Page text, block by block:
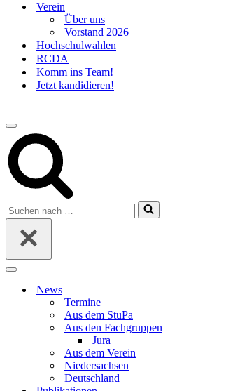
Verein
Über uns
Vorstand 2026
Hochschulwahlen
RCDA
Komm ins Team!
Jetzt kandidieren!
Navigations-
Menü
Suchen
nach …
Navigations-
News
Termine
Aus dem StuPa
Aus den Fachgruppen
Jura
Aus dem Verein
Niedersachsen
Deutschland